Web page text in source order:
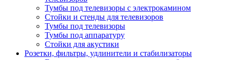
Тумбы под телевизоры с электрокамином
Стойки и стенды для телевизоров
Тумбы под телевизоры
Тумбы под аппаратуру
Стойки для акустики
Розетки, фильтры, удлинители и стабилизаторы